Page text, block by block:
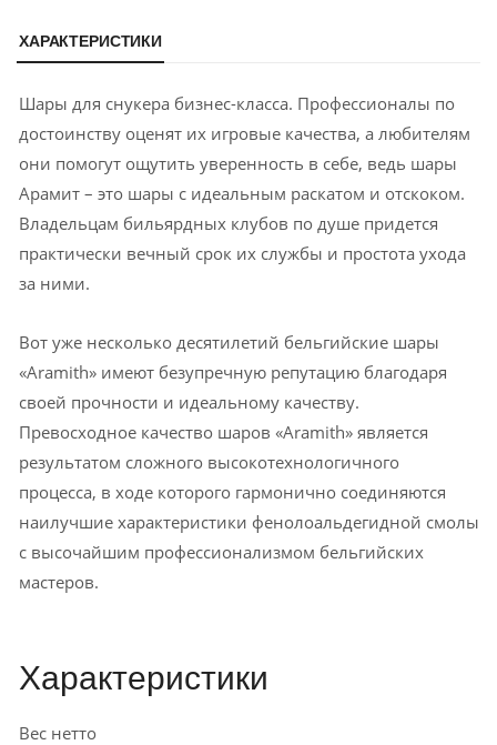
ХАРАКТЕРИСТИКИ
Шары для снукера бизнес-класса. Профессионалы по
достоинству оценят их игровые качества, а любителям
они помогут ощутить уверенность в себе, ведь шары
Арамит – это шары с идеальным раскатом и отскоком.
Владельцам бильярдных клубов по душе придется
практически вечный срок их службы и простота ухода
за ними.
Вот уже несколько десятилетий бельгийские шары
«Aramith» имеют безупречную репутацию благодаря
своей прочности и идеальному качеству.
Превосходное качество шаров «Aramith» является
результатом сложного высокотехнологичного
процесса, в ходе которого гармонично соединяются
наилучшие характеристики фенолоальдегидной смолы
с высочайшим профессионализмом бельгийских
мастеров.
Характеристики
Вес нетто